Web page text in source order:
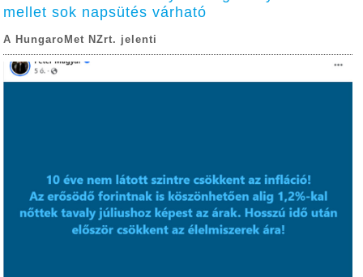
mellet sok napsütés várható
A HungaroMet NZrt. jelenti